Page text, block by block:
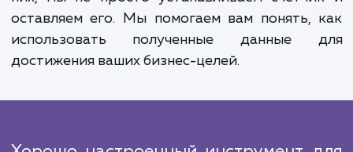
маркетинговых кампаний и даже узнать,
удерживать пользователей на вашем
дольше. Эти данные не только помогут